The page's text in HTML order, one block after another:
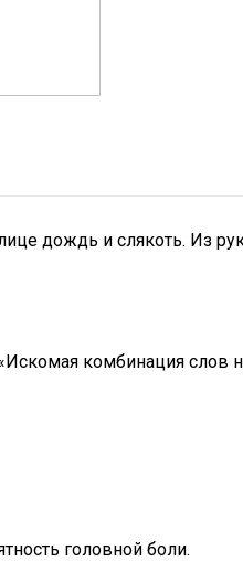
дождь и слякоть. Из
комбинация слов
головной боли.